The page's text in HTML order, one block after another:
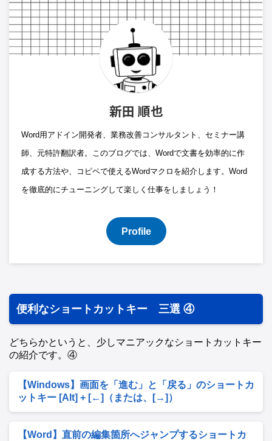
新田 順也
Word用アドイン開発者、業務改善コンサルタント、セミナー講
師、元特許翻訳者。このブログでは、Wordで文書を効率的に作
成する方法や、コピペで使えるWordマクロを紹介します。Word
を徹底的にチューニングして楽しく仕事をしましょう！
Profile
便利なショートカットキー 三選 ④
どちらかというと、少しマニアックなショートカットキー
の紹介です。④
【Windows】画面を「進む」と「戻る」のショートカ
ットキー [Alt] + [←]（または、[→]）
【Word】直前の編集箇所へジャンプするショートカ